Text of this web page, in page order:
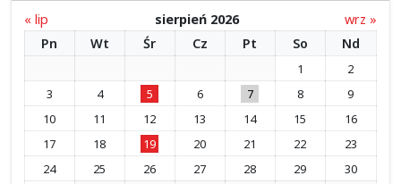
« lip sierpień 2026
wrz »
Pn
Wt Śr Cz Pt So Nd
1
2
3
4 5 6 7 8
9
10
11 12 13 14 15
16
17
18 19 20 21 22
23
24
25 26 27 28 29
30